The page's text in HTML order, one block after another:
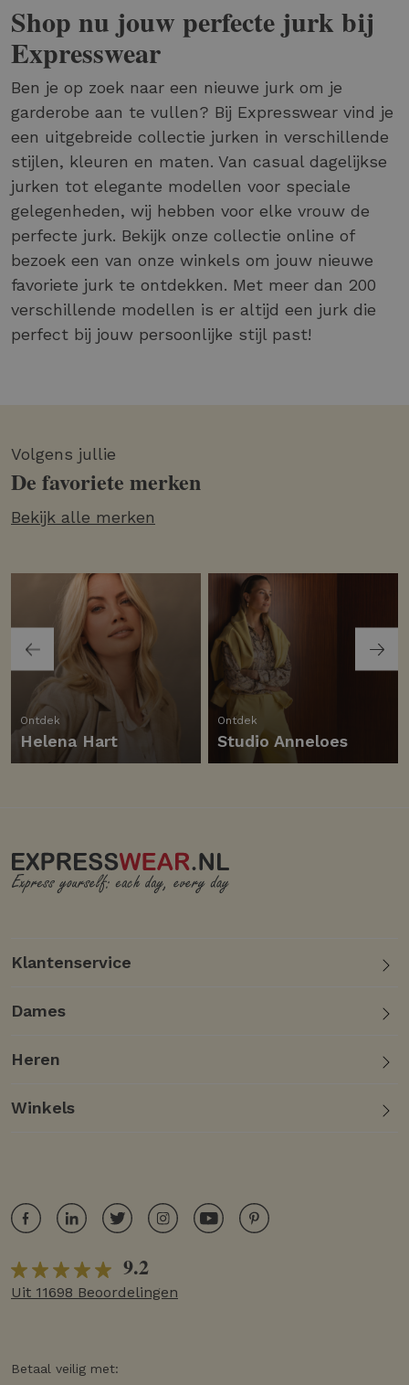
Shop nu jouw perfecte jurk bij
Expresswear
Ben je op zoek naar een nieuwe jurk om je
garderobe aan te vullen? Bij Expresswear vind je
een uitgebreide collectie jurken in verschillende
stijlen, kleuren en maten. Van casual dagelijkse
jurken tot elegante modellen voor speciale
gelegenheden, wij hebben voor elke vrouw de
perfecte jurk. Bekijk onze collectie online of
bezoek een van onze winkels om jouw nieuwe
favoriete jurk te ontdekken. Met meer dan 200
verschillende modellen is er altijd een jurk die
perfect bij jouw persoonlijke stijl past!
Volgens jullie
De favoriete merken
Bekijk alle merken
Ontdek
Helena Hart
Ontdek
Studio Anneloes
Klantenservice
Dames
Heren
Winkels
9.2
Uit 11698 Beoordelingen
Betaal veilig met: